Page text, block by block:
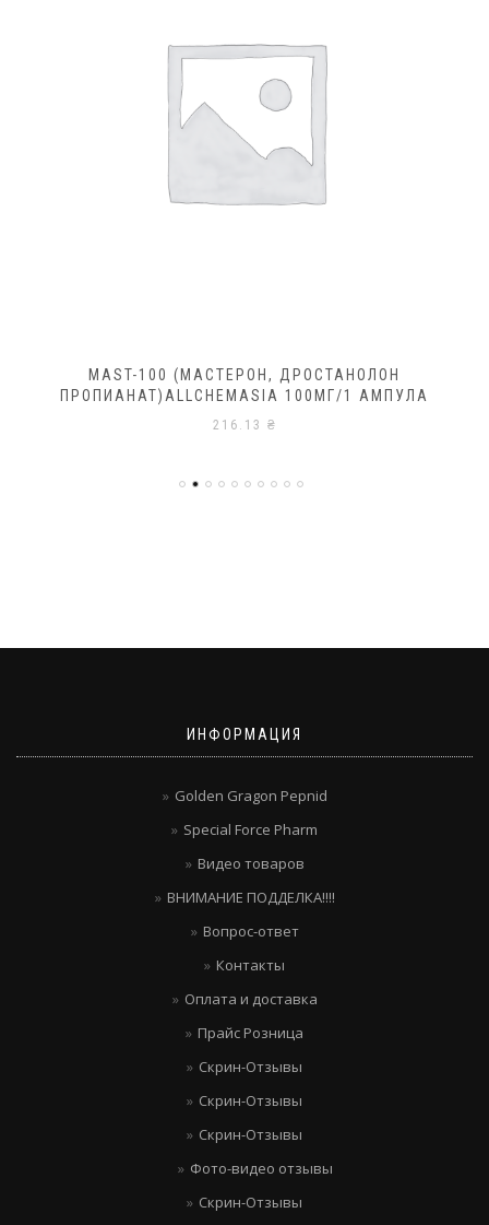
MAST-100 (МАСТЕРОН, ДРОСТАНОЛОН
ПРОПИАНАТ)ALLCHEMASIA 100МГ/1 АМПУЛА
216.13 ₴
ИНФОРМАЦИЯ
Golden Gragon Pepnid
Special Force Pharm
Видео товаров
ВНИМАНИЕ ПОДДЕЛКА!!!!
Вопрос-ответ
Контакты
Оплата и доставка
Прайс Розница
Скрин-Отзывы
Скрин-Отзывы
Скрин-Отзывы
Фото-видео отзывы
Скрин-Отзывы